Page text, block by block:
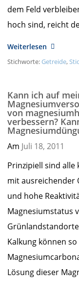
dem Feld
hoch sind, reicht
Weiterlesen
Stichworte: Getreide,
Kann ich auf
von
verbessern?
Am Juli 18, 2011
Prinzipiell sind alle
mit ausreichender
und hohe
Magnesiumstatus
Kalkung können
Lösung dieser